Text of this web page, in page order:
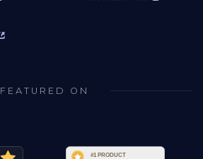
FEATURED ON